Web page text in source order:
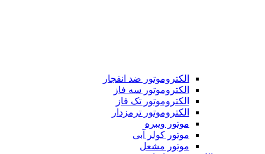
الکتروموتور ضد انفجار
الکتروموتور سه فاز
الکتروموتور تک فاز
الکتروموتور ترمزدار
موتور ویبره
موتور کولر آبی
موتور مشعل